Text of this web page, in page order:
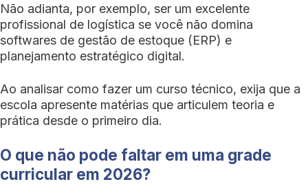
Não adianta, por exemplo, ser um excelente
profissional de logística se você não domina
softwares de gestão de estoque (ERP) e
planejamento estratégico digital.
Ao analisar como fazer um curso técnico, exija que a
escola apresente matérias que articulem teoria e
prática desde o primeiro dia.
O que não pode faltar em uma grade
curricular em 2026?